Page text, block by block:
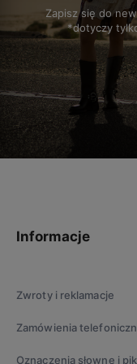
Zapisz się do
*dotyczy
Informacje
Zwroty i reklamacje
Zamówienia
Oznaczenia słowne i